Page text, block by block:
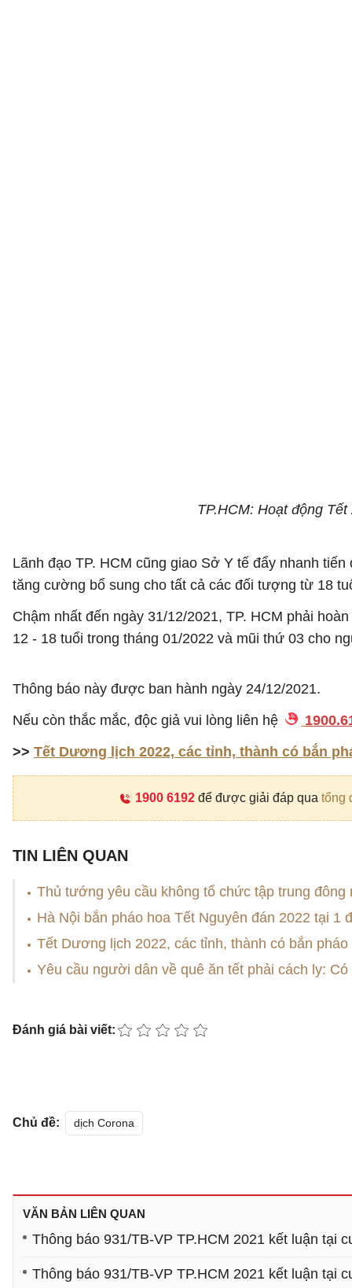
TP.HCM: Hoạt động
Lãnh đạo TP. HCM cũng giao Sở Y tế đẩy nhanh
tăng cường bổ sung cho tất cả các đối tượng từ 18
Chậm nhất đến ngày 31/12/2021, TP. HCM phải
12 - 18 tuổi trong tháng 01/2022 và mũi thứ 03 cho
Thông báo này được ban hành ngày 24/12/2021.
Nếu còn thắc mắc, độc giả vui lòng liên hệ
>> Tết Dương lịch 2022, các tỉnh, thành có bắn
1900 6192để được giải đáp qua tổng
TIN LIÊN QUAN
Thủ tướng yêu cầu không tổ chức tập trung đông
Hà Nội bắn pháo hoa Tết Nguyên đán 2022 tại 1
Tết Dương lịch 2022, các tỉnh, thành có bắn pháo
Yêu cầu người dân về quê ăn tết phải cách ly:
Đánh giá bài viết:
Chủ đề: dịch Corona
VĂN BẢN LIÊN QUAN
Thông báo 931/TB-VP TP.HCM 2021 kết luận tại
Thông báo 931/TB-VP TP.HCM 2021 kết luận tại